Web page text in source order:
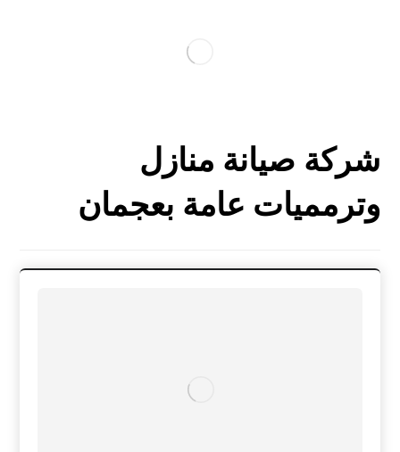
شركة صيانة منازل
وترمميات عامة بعجمان